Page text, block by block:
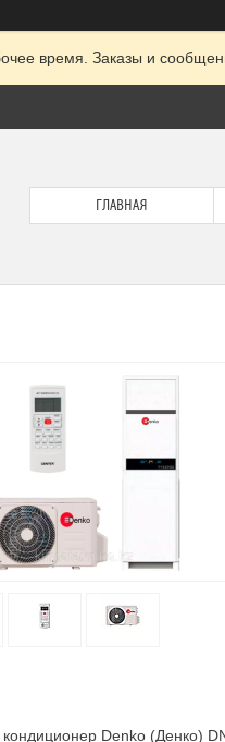
время. Заказы и
ГЛАВНАЯ
Denko (Денко)